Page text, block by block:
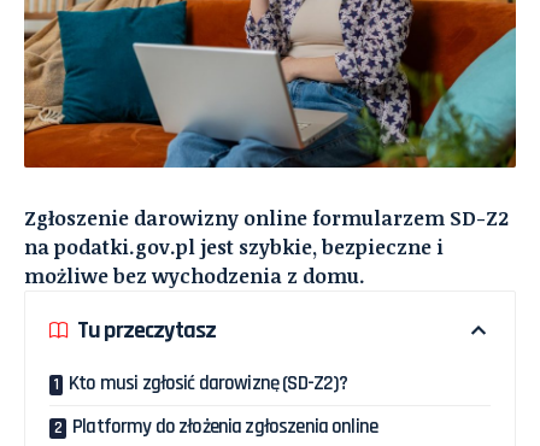
Zgłoszenie darowizny online formularzem SD-Z2
na podatki.gov.pl jest szybkie, bezpieczne i
możliwe bez wychodzenia z domu.
Tu przeczytasz
Kto musi zgłosić darowiznę (SD-Z2)?
Platformy do złożenia zgłoszenia online